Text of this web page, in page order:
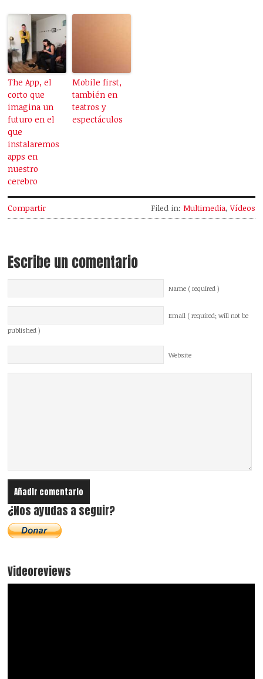
The App, el
corto que
imagina un
futuro en el
que
instalaremos
apps en
nuestro
cerebro
Mobile first,
también en
teatros y
espectáculos
Compartir Filed in: Multimedia,Vídeos
Escribe un comentario
Name ( required )
Email ( required; will not be
published )
Website
¿Nos ayudas a seguir?
Videoreviews